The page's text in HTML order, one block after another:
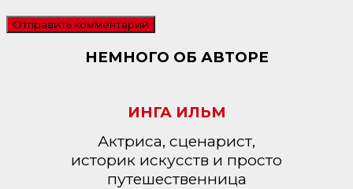
НЕМНОГО ОБ АВТОРЕ
ИНГА ИЛЬМ
Актриса, сценарист,
историк искусств и просто
путешественница